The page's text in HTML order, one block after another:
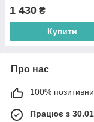
1 430 ₴
Купити
Про нас
100%
Працює з